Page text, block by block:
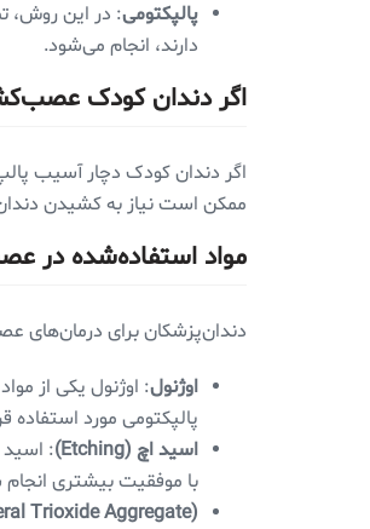
پالپکتومی: در این روش،
دارند، انجام می‌شود.
اگر دندان کودک
اگر دندان کودک دچار آسیب
ممکن است نیاز به کشیدن
مواد استفاده‌شده در
دندان‌پزشکان برای درمان‌های
اوژنول: اوژنول یکی از
پالپکتومی مورد استفاده
اسید اچ (Etching)
: اسید
با موفقیت بیشتری
Trioxide Aggregate)